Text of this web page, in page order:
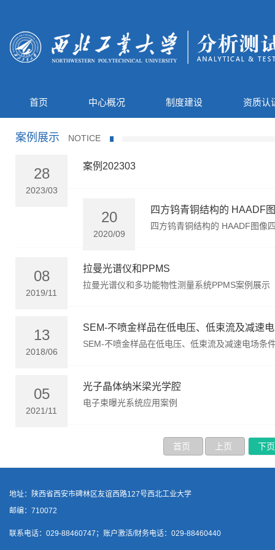
首页 中心概况 制度建设 资质认
案例展示 NOTICE
28
2023/03
案例202303
20
2020/09
四方钨青铜结构的 HAADF
四方钨青铜结构的 HAADF图像
08
2019/11
拉曼光谱仪和PPMS
拉曼光谱仪和多功能物性测量系统PPMS案例展示
13
2018/06
SEM-不喷金样品在低电压、低束流及减速
SEM-不喷金样品在低电压、低束流及减速电场条
05
2021/11
光子晶体纳米梁光学腔
电子束曝光系统应用案例
首页 上页 下页
地址：陕西省西安市碑林区友谊西路127号西北工业大学
邮编：710072
联系电话：029-88460747；账户激活/财务电话：029-88460440